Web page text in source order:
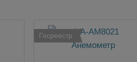
Госреестр